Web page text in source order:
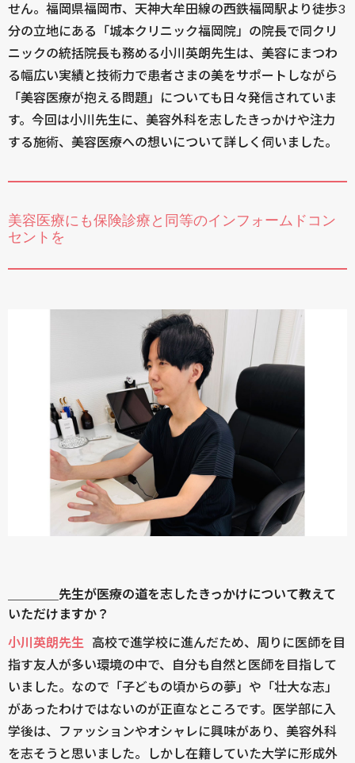
せん。福岡県福岡市、天神大牟田線の西鉄福岡駅より徒歩3
分の立地にある「城本クリニック福岡院」の院長で同クリ
ニックの統括院長も務める小川英朗先生は、美容にまつわ
る幅広い実績と技術力で患者さまの美をサポートしながら
「美容医療が抱える問題」についても日々発信されていま
す。今回は小川先生に、美容外科を志したきっかけや注力
する施術、美容医療への想いについて詳しく伺いました。
美容医療にも保険診療と同等のインフォームドコン
セントを
＿＿＿＿先生が医療の道を志したきっかけについて教えて
いただけますか？
小川英朗先生 高校で進学校に進んだため、周りに医師を目
指す友人が多い環境の中で、自分も自然と医師を目指して
いました。なので「子どもの頃からの夢」や「壮大な志」
があったわけではないのが正直なところです。医学部に入
学後は、ファッションやオシャレに興味があり、美容外科
を志そうと思いました。しかし在籍していた大学に形成外